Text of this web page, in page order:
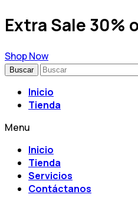
Extra Sale 30%
Shop Now
Buscar
Inicio
Tienda
Menu
Inicio
Tienda
Servicios
Contáctanos